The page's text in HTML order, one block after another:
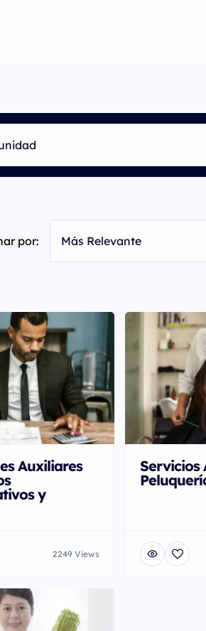
por: Más Relevante
Auxiliares
y
2249 Views
Servicios